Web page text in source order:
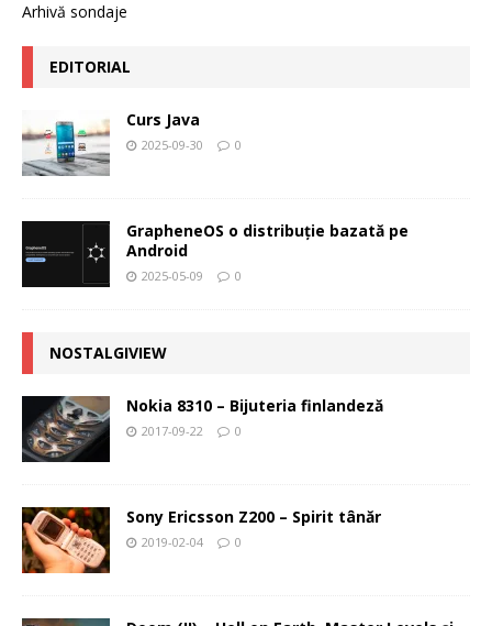
Arhivă sondaje
EDITORIAL
Curs Java
2025-09-30 0
GrapheneOS o distribuție bazată pe
Android
2025-05-09 0
NOSTALGIVIEW
Nokia 8310 – Bijuteria finlandeză
2017-09-22 0
Sony Ericsson Z200 – Spirit tânăr
2019-02-04 0